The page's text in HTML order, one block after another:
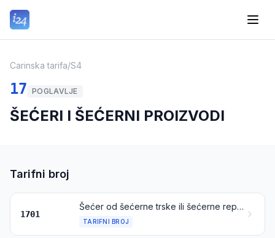
Carinska tarifa/S4
17 POGLAVLJE
ŠEĆERI I ŠEĆERNI PROIZVODI
Tarifni broj
1701
Šećer od šećerne trske ili šećerne repe i kemijski čista saharoza u krutom stanju
TARIFNI BROJ